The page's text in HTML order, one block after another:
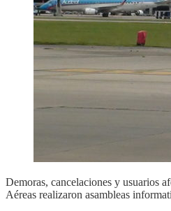
Demoras, cancelaciones y usuarios
Aéreas realizaron asambleas